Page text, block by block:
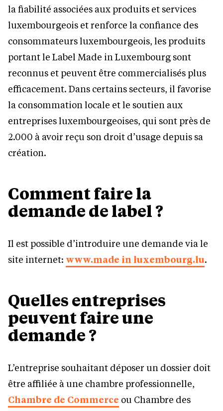
la fiabilité associées aux produits et services
luxembourgeois et renforce la confiance des
consommateurs luxembourgeois, les produits
portant le Label Made in Luxembourg sont
reconnus et peuvent être commercialisés plus
efficacement. Dans certains secteurs, il favorise
la consommation locale et le soutien aux
entreprises luxembourgeoises, qui sont près de
2.000 à avoir reçu son droit d’usage depuis sa
création.
Comment faire la
demande de label ?
Il est possible d’introduire une demande via le
site internet: www.made in luxembourg.lu.
Quelles entreprises
peuvent faire une
demande ?
L’entreprise souhaitant déposer un dossier doit
être affiliée à une chambre professionnelle,
Chambre de Commerce ou Chambre des